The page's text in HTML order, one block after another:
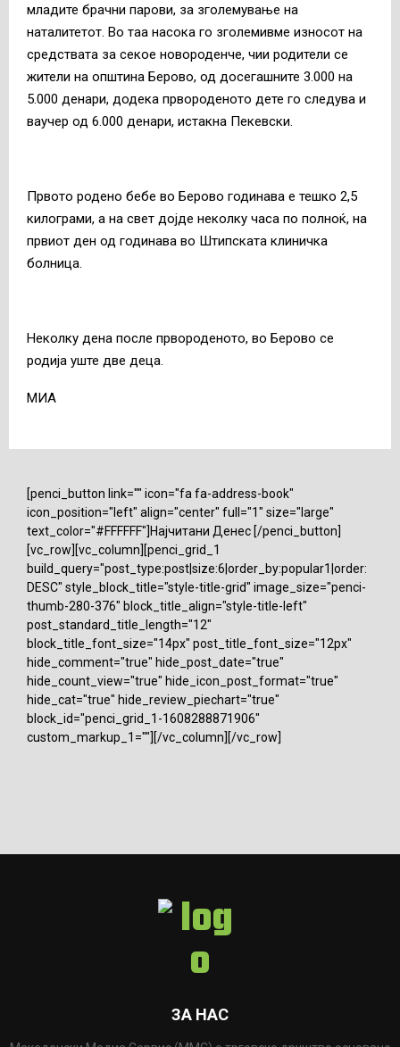
младите брачни парови, за зголемување на
наталитетот. Во таа насока го зголемивме износот на
средствата за секое новороденче, чии родители се
жители на општина Берово, од досегашните 3.000 на
5.000 денари, додека првороденото дете го следува и
ваучер од 6.000 денари, истакна Пекевски.
Првото родено бебе во Берово годинава е тешко 2,5
килограми, а на свет дојде неколку часа по полноќ, на
првиот ден од годинава во Штипската клиничка
болница.
Неколку дена после првороденото, во Берово се
родија уште две деца.
МИА
[penci_button link="" icon="fa fa-address-book"
icon_position="left" align="center" full="1" size="large"
text_color="#FFFFFF"]Најчитани Денес [/penci_button]
[vc_row][vc_column][penci_grid_1
build_query="post_type:post|size:6|order_by:popular1|order:
DESC" style_block_title="style-title-grid" image_size="penci-
thumb-280-376" block_title_align="style-title-left"
post_standard_title_length="12"
block_title_font_size="14px" post_title_font_size="12px"
hide_comment="true" hide_post_date="true"
hide_count_view="true" hide_icon_post_format="true"
hide_cat="true" hide_review_piechart="true"
block_id="penci_grid_1-1608288871906"
custom_markup_1=""][/vc_column][/vc_row]
ЗА НАС